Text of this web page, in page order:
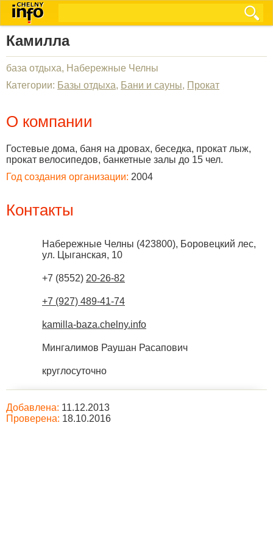
Камилла
база отдыха, Набережные Челны
Категории: Базы отдыха, Бани и сауны, Прокат
О компании
Гостевые дома, баня на дровах, беседка, прокат лыж,
прокат велосипедов, банкетные залы до 15 чел.
Год создания организации: 2004
Контакты
Набережные Челны (423800), Боровецкий лес,
ул. Цыганская, 10
+7 (8552) 20-26-82
+7 (927) 489-41-74
kamilla-baza.chelny.info
Мингалимов Раушан Расапович
круглосуточно
Добавлена: 11.12.2013
Проверена: 18.10.2016